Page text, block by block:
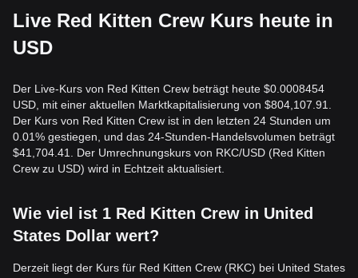
Live Red Kitten Crew Kurs heute in
USD
Der Live-Kurs von Red Kitten Crew beträgt heute $0.0008454
USD, mit einer aktuellen Marktkapitalisierung von $804,107.91.
Der Kurs von Red Kitten Crew ist in den letzten 24 Stunden um
0.01% gestiegen, und das 24-Stunden-Handelsvolumen beträgt
$41,704.41. Der Umrechnungskurs von RKC/USD (Red Kitten
Crew zu USD) wird in Echtzeit aktualisiert.
Wie viel ist 1 Red Kitten Crew in United
States Dollar wert?
Derzeit liegt der Kurs für Red Kitten Crew (RKC) bei United States